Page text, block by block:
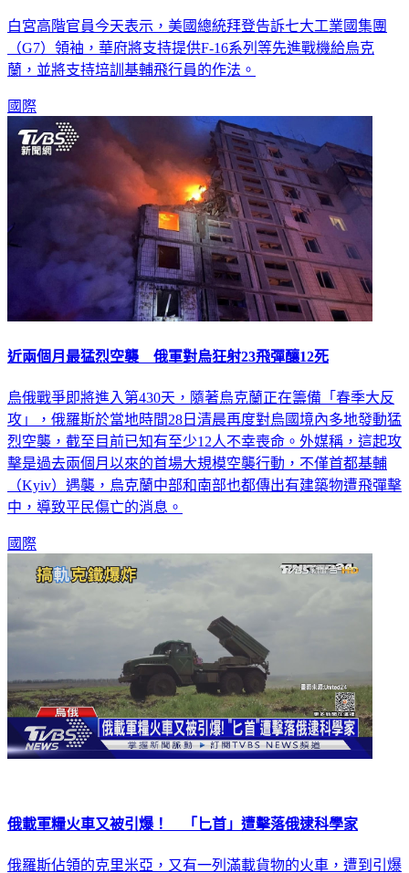
白宮高階官員今天表示，美國總統拜登告訴七大工業國集團
（G7）領袖，華府將支持提供F-16系列等先進戰機給烏克
蘭，並將支持培訓基輔飛行員的作法。
國際
近兩個月最猛烈空襲 俄軍對烏狂射23飛彈釀12死
烏俄戰爭即將進入第430天，隨著烏克蘭正在籌備「春季大反
攻」，俄羅斯於當地時間28日清晨再度對烏國境內多地發動猛
烈空襲，截至目前已知有至少12人不幸喪命。外媒稱，這起攻
擊是過去兩個月以來的首場大規模空襲行動，不僅首都基輔
（Kyiv）遇襲，烏克蘭中部和南部也都傳出有建築物遭飛彈擊
中，導致平民傷亡的消息。
國際
俄載軍糧火車又被引爆！ 「匕首」遭擊落俄逮科學家
俄羅斯佔領的克里米亞，又有一列滿載貨物的火車，遭到引爆